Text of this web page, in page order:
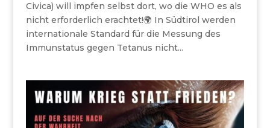
Civica) will impfen selbst dort, wo die WHO es als
nicht erforderlich erachtet!🌍 In Südtirol werden
internationale Standard für die Messung des
Immunstatus gegen Tetanus nicht...